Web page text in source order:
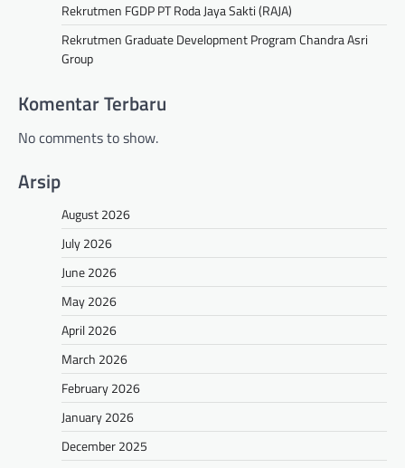
Rekrutmen FGDP PT Roda Jaya Sakti (RAJA)
Rekrutmen Graduate Development Program Chandra Asri
Group
Komentar Terbaru
No comments to show.
Arsip
August 2026
July 2026
June 2026
May 2026
April 2026
March 2026
February 2026
January 2026
December 2025